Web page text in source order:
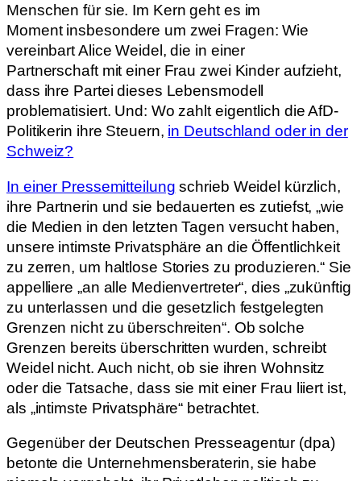
Menschen für sie. Im Kern geht es im
Moment insbesondere um zwei Fragen: Wie
vereinbart Alice Weidel, die in einer
Partnerschaft mit einer Frau zwei Kinder aufzieht,
dass ihre Partei dieses Lebensmodell
problematisiert. Und: Wo zahlt eigentlich die AfD-
Politikerin ihre Steuern, in Deutschland oder in der
Schweiz?
In einer Pressemitteilung schrieb Weidel kürzlich,
ihre Partnerin und sie bedauerten es zutiefst, „wie
die Medien in den letzten Tagen versucht haben,
unsere intimste Privatsphäre an die Öffentlichkeit
zu zerren, um haltlose Stories zu produzieren.“ Sie
appelliere „an alle Medienvertreter“, dies „zukünftig
zu unterlassen und die gesetzlich festgelegten
Grenzen nicht zu überschreiten“. Ob solche
Grenzen bereits überschritten wurden, schreibt
Weidel nicht. Auch nicht, ob sie ihren Wohnsitz
oder die Tatsache, dass sie mit einer Frau liiert ist,
als „intimste Privatsphäre“ betrachtet.
Gegenüber der Deutschen Presseagentur (dpa)
betonte die Unternehmensberaterin, sie habe